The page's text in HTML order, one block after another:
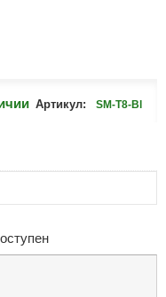
Артикул: SM-T8-Bl